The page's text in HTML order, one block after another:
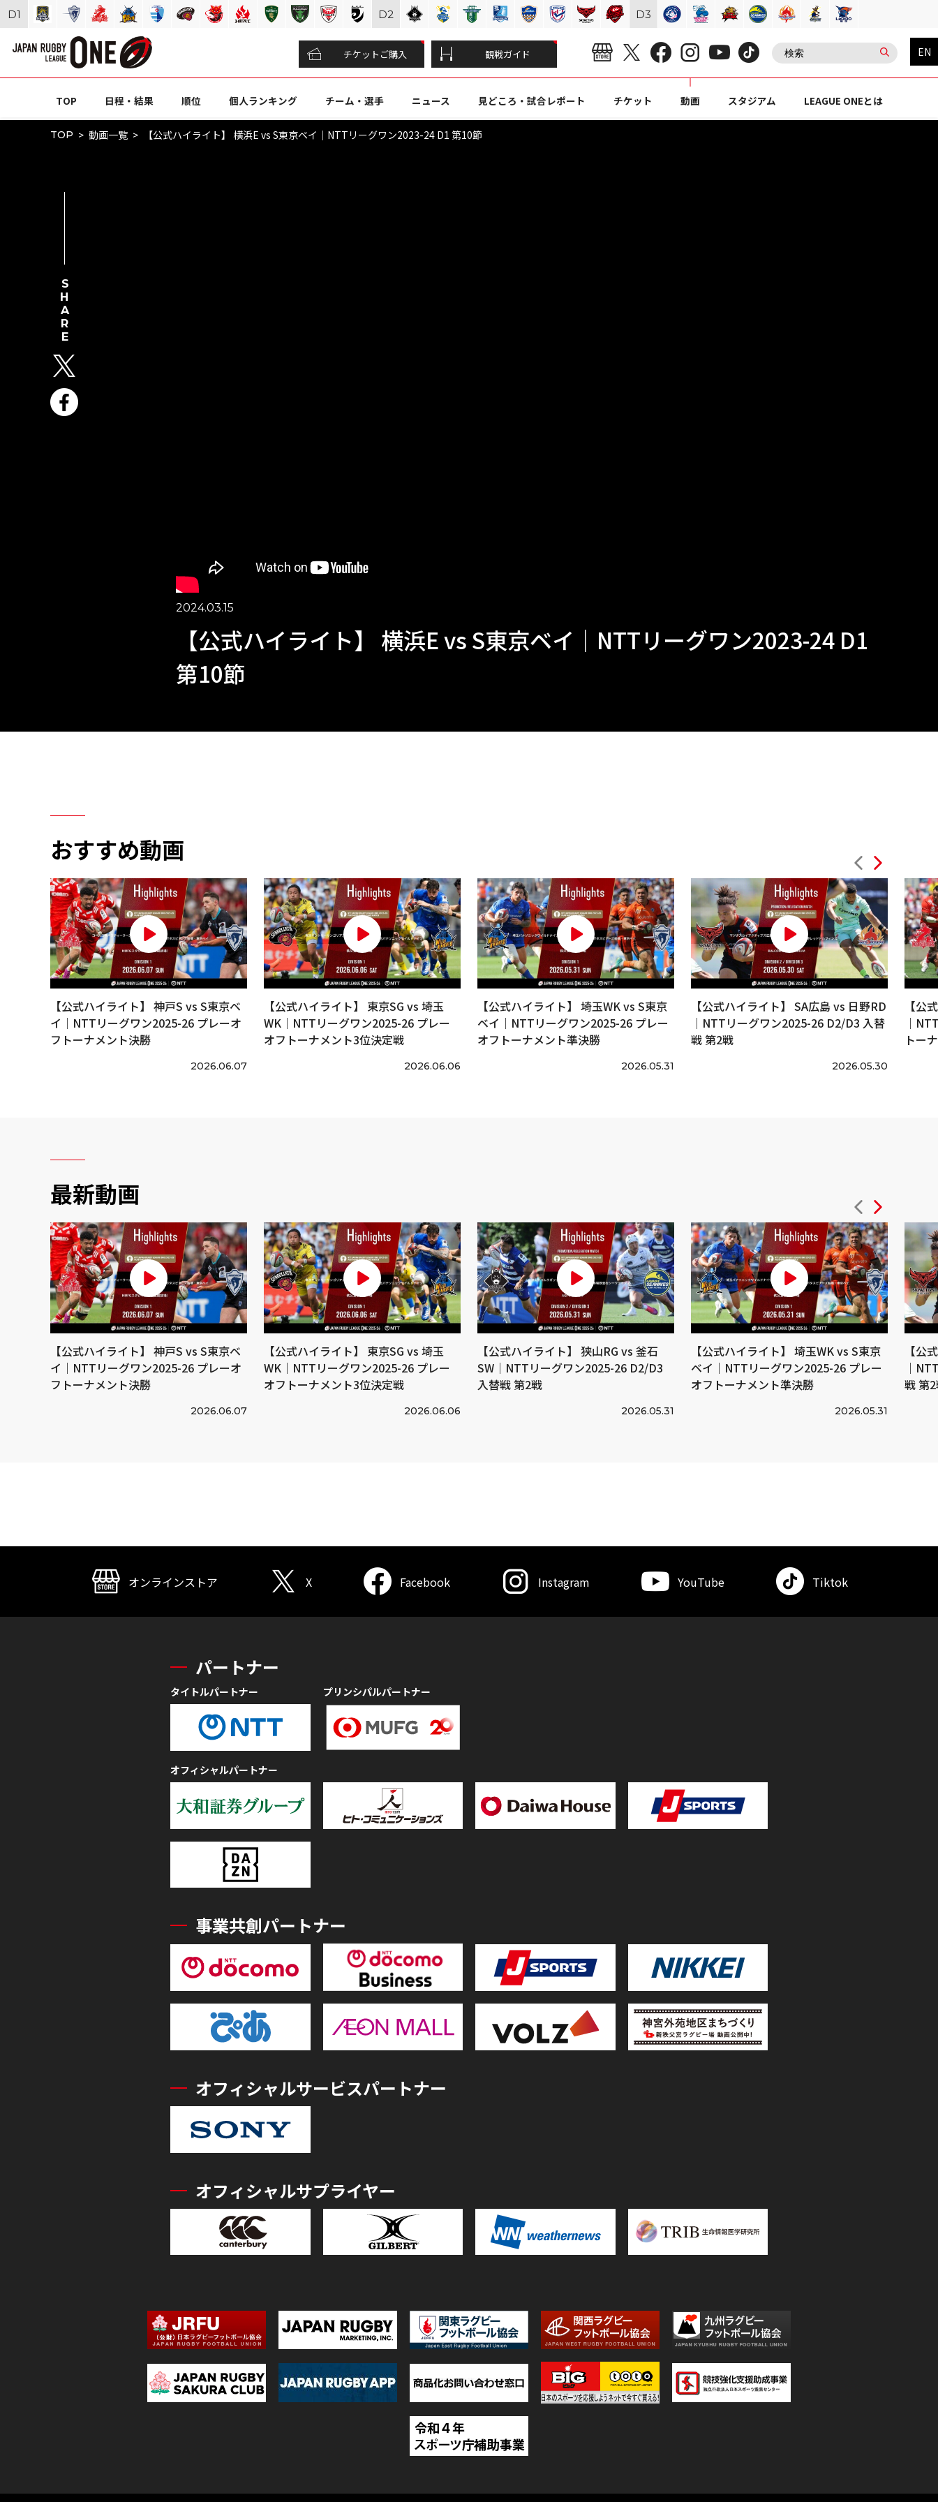
チケットご購入 観戦ガイド EN
TOP 日程・結果 順位 個人ランキング チーム・選手 ニュース 見どころ・試合レポート チケット 動画 スタジアム LEAGUE ONEとは
TOP 動画一覧 【公式ハイライト】 横浜E vs S東京ベイ｜NTTリーグワン2023-24 D1 第10節
2024.03.15
【公式ハイライト】 横浜E vs S東京ベイ｜NTTリーグワン2023-24 D1
第10節
SHARE
おすすめ動画
【公式ハイライト】 神戸S vs S東京ベ
イ｜NTTリーグワン2025-26 プレーオ
フトーナメント決勝
2026.06.07
【公式ハイライト】 東京SG vs 埼玉
WK｜NTTリーグワン2025-26 プレー
オフトーナメント3位決定戦
2026.06.06
【公式ハイライト】 埼玉WK vs S東京
ベイ｜NTTリーグワン2025-26 プレー
オフトーナメント準決勝
2026.05.31
【公式ハイライト】 SA広島 vs 日野RD
｜NTTリーグワン2025-26 D2/D3 入替
戦 第2戦
2026.05.30
【公
｜
トー
最新動画
【公式ハイライト】 神戸S vs S東京ベ
イ｜NTTリーグワン2025-26 プレーオ
フトーナメント決勝
2026.06.07
【公式ハイライト】 東京SG vs 埼玉
WK｜NTTリーグワン2025-26 プレー
オフトーナメント3位決定戦
2026.06.06
【公式ハイライト】 狭山RG vs 釜石
SW｜NTTリーグワン2025-26 D2/D3
入替戦 第2戦
2026.05.31
【公式ハイライト】 埼玉WK vs S東京
ベイ｜NTTリーグワン2025-26 プレー
オフトーナメント準決勝
2026.05.31
【公
｜
戦 第
D1 D2 D3
オンラインストア X Facebook Instagram YouTube Tiktok
パートナー
タイトルパートナー プリンシパルパートナー
オフィシャルパートナー
事業共創パートナー
オフィシャルサービスパートナー
オフィシャルサプライヤー